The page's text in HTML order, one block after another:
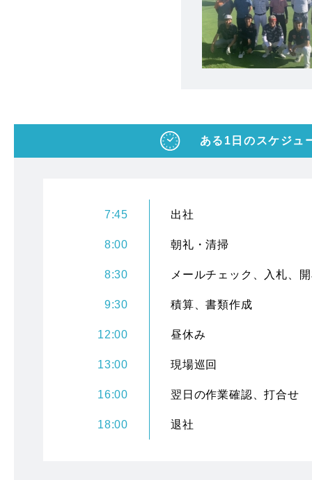
ある1日のスケジュ
7:45 出社
8:00 朝礼・清掃
8:30 メールチェック、入札、
9:30 積算、書類作成
12:00 昼休み
13:00 現場巡回
16:00 翌日の作業確認、打合せ
18:00 退社